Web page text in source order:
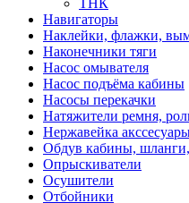
ТНК
Навигаторы
Наклейки, флажки,
Наконечники тяги
Насос омывателя
Насос подъёма кабины
Насосы перекачки
Натяжители ремня,
Нержавейка
Обдув кабины,
Опрыскиватели
Осушители
Отбойники